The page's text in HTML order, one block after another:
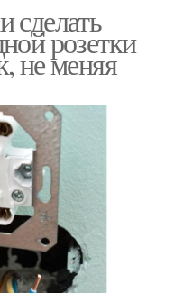
сделать
розетки
не меняя